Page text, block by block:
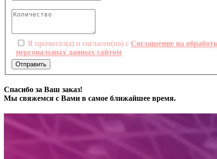
Я прочитал(а) и согласен(на) с Соглашение на
персональных данных сайтом
Отправить
Спасибо за Ваш заказ!
Мы свяжемся с Вами в самое ближайшее время.